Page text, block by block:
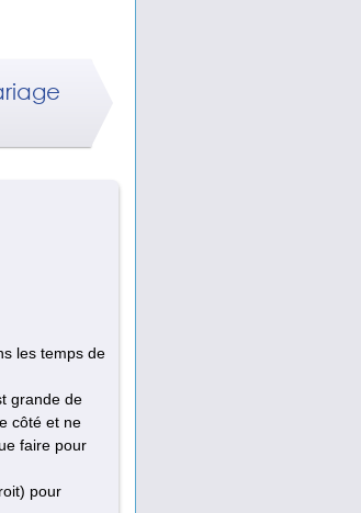
les temps de
grande de
côté et ne
faire pour
pour